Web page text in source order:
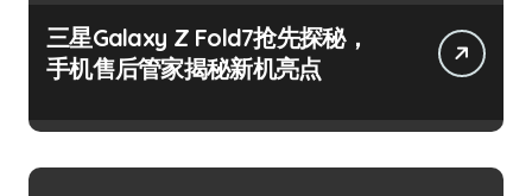
三星Galaxy Z Fold7抢先探秘，
手机售后管家揭秘新机亮点